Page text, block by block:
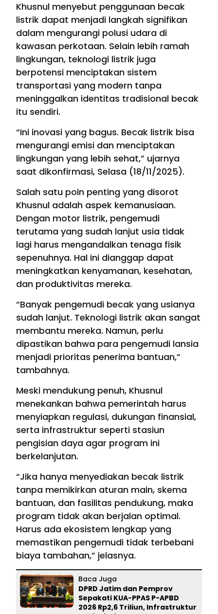
Khusnul menyebut penggunaan becak
listrik dapat menjadi langkah signifikan
dalam mengurangi polusi udara di
kawasan perkotaan. Selain lebih ramah
lingkungan, teknologi listrik juga
berpotensi menciptakan sistem
transportasi yang modern tanpa
meninggalkan identitas tradisional becak
itu sendiri.
“Ini inovasi yang bagus. Becak listrik bisa
mengurangi emisi dan menciptakan
lingkungan yang lebih sehat,” ujarnya
saat dikonfirmasi, Selasa (18/11/2025).
Salah satu poin penting yang disorot
Khusnul adalah aspek kemanusiaan.
Dengan motor listrik, pengemudi
terutama yang sudah lanjut usia tidak
lagi harus mengandalkan tenaga fisik
sepenuhnya. Hal ini dianggap dapat
meningkatkan kenyamanan, kesehatan,
dan produktivitas mereka.
“Banyak pengemudi becak yang usianya
sudah lanjut. Teknologi listrik akan sangat
membantu mereka. Namun, perlu
dipastikan bahwa para pengemudi lansia
menjadi prioritas penerima bantuan,”
tambahnya.
Meski mendukung penuh, Khusnul
menekankan bahwa pemerintah harus
menyiapkan regulasi, dukungan finansial,
serta infrastruktur seperti stasiun
pengisian daya agar program ini
berkelanjutan.
“Jika hanya menyediakan becak listrik
tanpa memikirkan aturan main, skema
bantuan, dan fasilitas pendukung, maka
program tidak akan berjalan optimal.
Harus ada ekosistem lengkap yang
memastikan pengemudi tidak terbebani
biaya tambahan,” jelasnya.
Baca Juga
DPRD Jatim dan Pemprov
Sepakati KUA-PPAS P-APBD
2026 Rp2,6 Triliun, Infrastruktur